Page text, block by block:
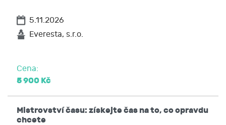
5.11.2026
Everesta, s.r.o.
Cena:
5 900 Kč
Mistrovství času: získejte čas na to, co opravdu
chcete